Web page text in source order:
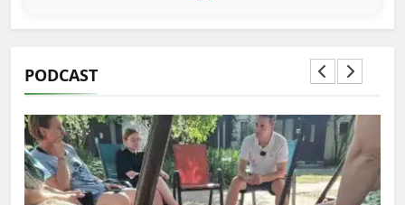
PODCAST
MAGYARORSZÁG SZÁMOKBAN